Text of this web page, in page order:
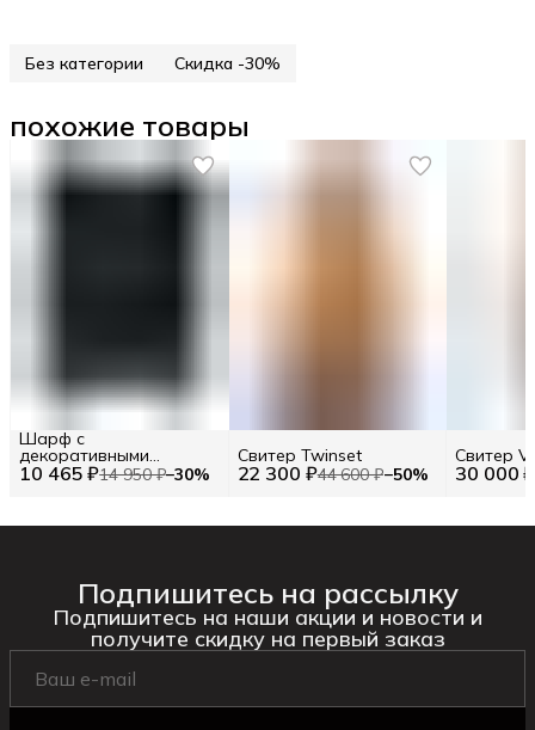
Без категории Скидка -30%
похожие товары
10 465 ₽14 950 ₽−30%
Шарф с
декоративными
элементами TWINSET 22 300 ₽44 600 ₽−50%
Свитер Twinset
30 000 ₽
Свитер
Подпишитесь на рассылку
Подпишитесь на наши акции и новости и
получите скидку на первый заказ